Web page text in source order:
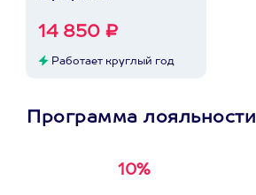
14 850 ₽
Работает круглый год
Программа лояльности
10%